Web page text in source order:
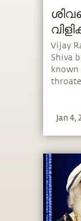
How
Blue?
Vijay
Shiva
known
Jan 4,